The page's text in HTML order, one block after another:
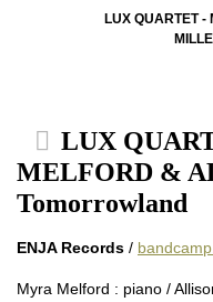
LUX QUARTET -
LUX
MELFORD &
Tomorrowland
ENJA Records /
Myra Melford : piano /